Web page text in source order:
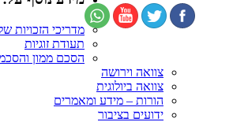
מדריכי הזכויות
תעודת זוגיות
הסכם ממון
צוואה וירושה
צוואה ביולוגית
הורות – מידע ומאמרים
ידועים בציבור